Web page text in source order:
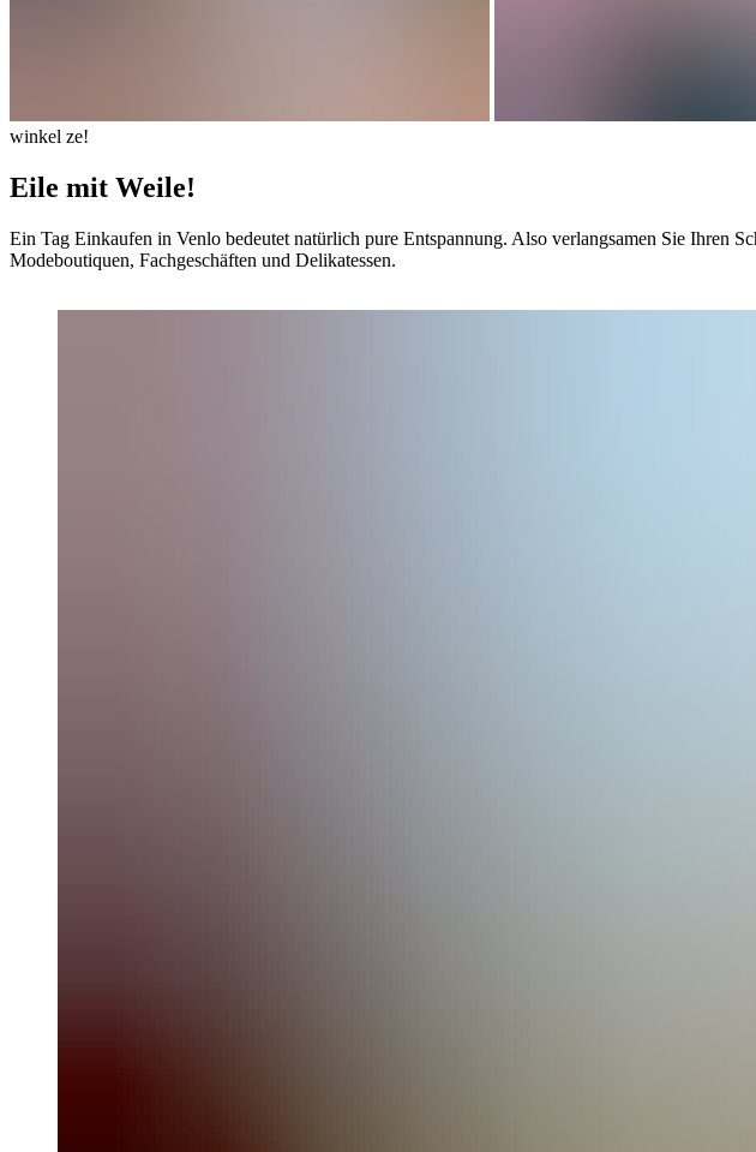
winkel ze!
Eile mit Weile!
Ein Tag Einkaufen in Venlo bedeutet natürlich pure Entspannung. Also verlangsamen Sie Ihren
Modeboutiquen, Fachgeschäften und Delikatessen.